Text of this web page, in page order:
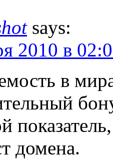
says:
2010 в
в
домена.